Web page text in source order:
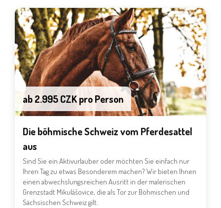
Die böhmische Schweiz vom Pferdesattel
aus
Sind Sie ein Aktivurlauber oder möchten Sie einfach nur
Ihren Tag zu etwas Besonderem machen? Wir bieten Ihnen
einen abwechslungsreichen Ausritt in der malerischen
Grenzstadt Mikulášovice, die als Tor zur Böhmischen und
Sächsischen Schweiz gilt.
ab 2.995 CZK pro Person